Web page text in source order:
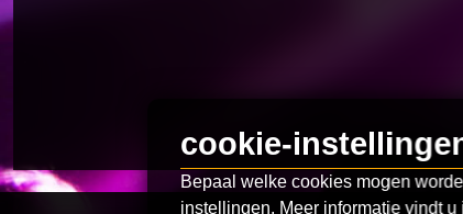
cookie-
Bepaal welke cookies mogen
instellingen. Meer informatie vindt u